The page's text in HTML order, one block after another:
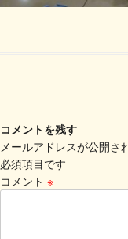
コメントを残す
メールアドレスが公開さ
必須項目です
コメント ※